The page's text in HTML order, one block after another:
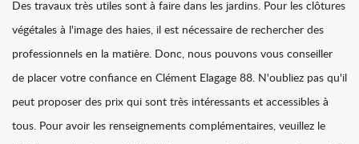
Des travaux très utiles sont à faire dans les jardins. Pour les clôtures
végétales à l'image des haies, il est nécessaire de rechercher des
professionnels en la matière. Donc, nous pouvons vous conseiller
de placer votre confiance en Clément Elagage 88. N'oubliez pas qu'il
peut proposer des prix qui sont très intéressants et accessibles à
tous. Pour avoir les renseignements complémentaires, veuillez le